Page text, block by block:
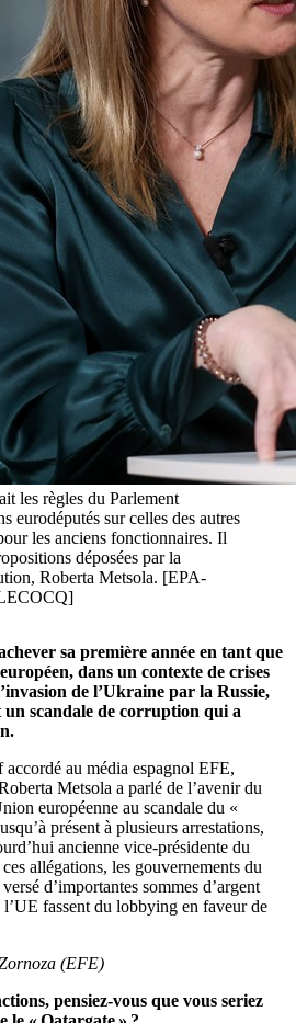
les règles du Parlement
eurodéputés sur celles des autres
les anciens fonctionnaires. Il
déposées par la
Roberta Metsola. [EPA-
sa première année en tant que
dans un contexte de crises
de l’Ukraine par la Russie,
scandale de corruption qui a
au média espagnol EFE,
Metsola a parlé de l’avenir du
européenne au scandale du «
présent à plusieurs arrestations,
ancienne vice-présidente du
allégations, les gouvernements du
d’importantes sommes d’argent
fassent du lobbying en faveur de
(EFE)
pensiez-vous que vous seriez